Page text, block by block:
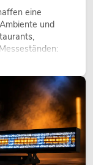
eine
und
zum